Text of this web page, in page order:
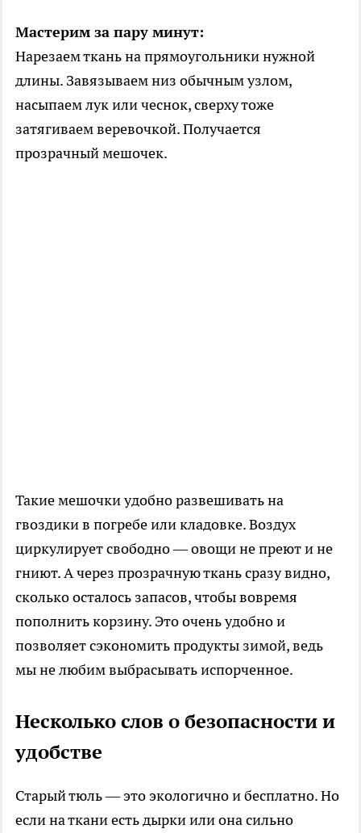
Мастерим за пару минут:
Нарезаем ткань на прямоугольники нужной
длины. Завязываем низ обычным узлом,
насыпаем лук или чеснок, сверху тоже
затягиваем веревочкой. Получается
прозрачный мешочек.
Такие мешочки удобно развешивать на
гвоздики в погребе или кладовке. Воздух
циркулирует свободно — овощи не преют и не
гниют. А через прозрачную ткань сразу видно,
сколько осталось запасов, чтобы вовремя
пополнить корзину. Это очень удобно и
позволяет сэкономить продукты зимой, ведь
мы не любим выбрасывать испорченное.
Несколько слов о безопасности и
удобстве
Старый тюль — это экологично и бесплатно. Но
если на ткани есть дырки или она сильно